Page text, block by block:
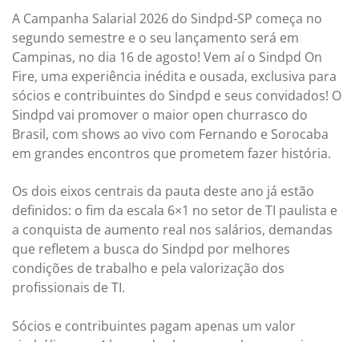
A Campanha Salarial 2026 do Sindpd-SP começa no
segundo semestre e o seu lançamento será em
Campinas, no dia 16 de agosto! Vem aí o Sindpd On
Fire, uma experiência inédita e ousada, exclusiva para
sócios e contribuintes do Sindpd e seus convidados! O
Sindpd vai promover o maior open churrasco do
Brasil, com shows ao vivo com Fernando e Sorocaba
em grandes encontros que prometem fazer história.
Os dois eixos centrais da pauta deste ano já estão
definidos: o fim da escala 6×1 no setor de TI paulista e
a conquista de aumento real nos salários, demandas
que refletem a busca do Sindpd por melhores
condições de trabalho e pela valorização dos
profissionais de TI.
Sócios e contribuintes pagam apenas um valor